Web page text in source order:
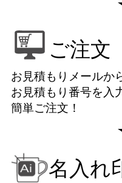
ご注文
お見積もりメールか
お見積もり番号を入
簡単ご注文！
名入れ